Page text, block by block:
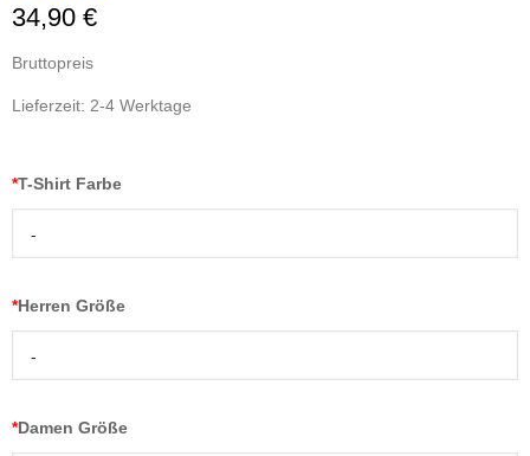
34,90 €
Bruttopreis
Lieferzeit: 2-4 Werktage
*T-Shirt Farbe
-
*Herren Größe
-
*Damen Größe